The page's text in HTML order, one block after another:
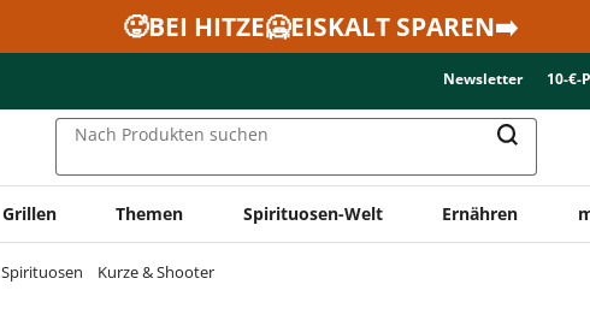
🥵BEI HITZE🥶EISKALT SPAREN➡️
Newsletter 10-€-
Nach Produkten suchen
Grillen Themen Spirituosen-Welt Ernähren
Spirituosen Kurze & Shooter